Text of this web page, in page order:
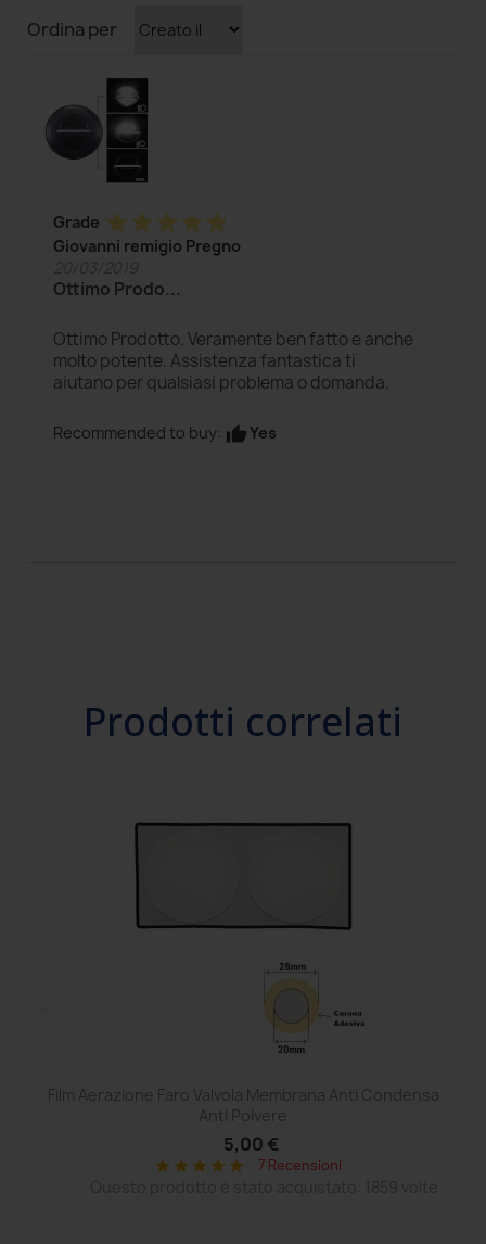
Ordina per
Grade star star star star star
Giovanni remigio Pregno
Ottimo Prodo...
Ottimo Prodotto. Veramente ben fatto e anche
molto potente. Assistenza fantastica ti
aiutano per qualsiasi problema o domanda.
Recommended to buy: thumb_upYes
Prodotti correlati
Film Aerazione Faro Valvola Membrana Anti Condensa
Anti Polvere
5,00 €
star star star star star 7 Recensioni